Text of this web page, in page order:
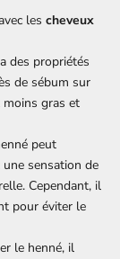
les cheveux
des propriétés
de sébum sur
moins gras et
peut
sensation de
Cependant, il
pour éviter le
le henné, il